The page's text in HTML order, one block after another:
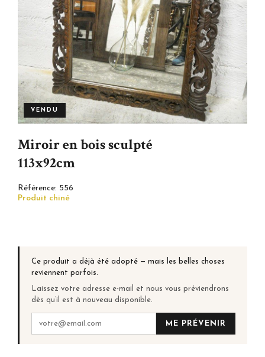
VENDU
Miroir en bois sculpté
113x92cm
Référence: 556
Produit chiné
Ce produit a déjà été adopté — mais les belles choses
reviennent parfois.
Laissez votre adresse e-mail et nous vous préviendrons
dès qu’il est à nouveau disponible.
ME PRÉVENIR